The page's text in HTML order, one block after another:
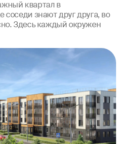
квартал в
соседи знают друг друга, во
Здесь каждый окружен